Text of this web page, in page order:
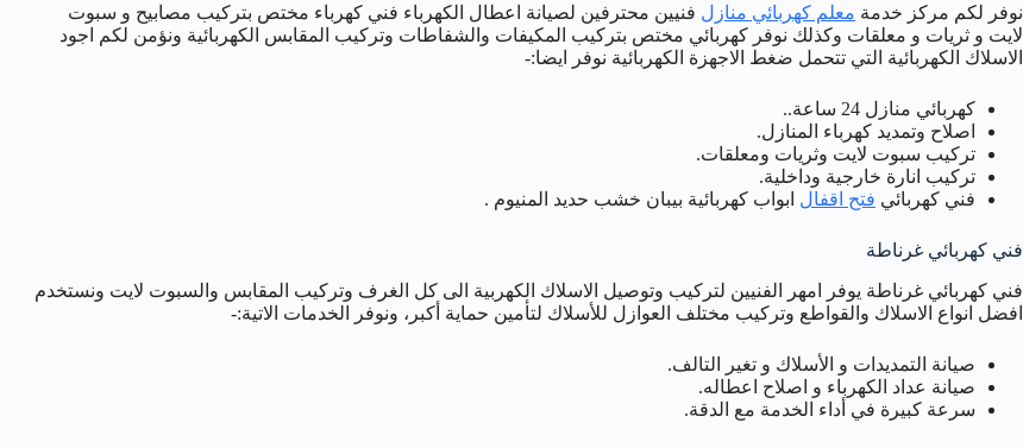
نوفر لكم مركز خدمة معلم كهربائي منازل فنيين محترفين لصيانة اعطال الكهرباء فني كهرباء مختص بتركيب مصابيح و سبوت
لايت و ثريات و معلقات وكذلك نوفر كهربائي مختص بتركيب المكيفات والشفاطات وتركيب المقابس الكهربائية ونؤمن لكم اجود
الاسلاك الكهربائية التي تتحمل ضغط الاجهزة الكهربائية نوفر ايضا:-
كهربائي منازل 24 ساعة..
اصلاح وتمديد كهرباء المنازل.
تركيب سبوت لايت وثريات ومعلقات.
تركيب انارة خارجية وداخلية.
فني كهربائي فتح اقفال ابواب كهربائية بيبان خشب حديد المنيوم .
فني كهربائي غرناطة
فني كهربائي غرناطة يوفر امهر الفنيين لتركيب وتوصيل الاسلاك الكهربية الى كل الغرف وتركيب المقابس والسبوت لايت ونستخدم
افضل انواع الاسلاك والقواطع وتركيب مختلف العوازل للأسلاك لتأمين حماية أكبر، ونوفر الخدمات الاتية:-
صيانة التمديدات و الأسلاك و تغير التالف.
صيانة عداد الكهرباء و اصلاح اعطاله.
سرعة كبيرة في أداء الخدمة مع الدقة.